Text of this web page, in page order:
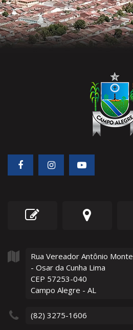
Rua Vereador Antônio
- Osar da Cunha Lima
CEP 57253-040
Campo Alegre - AL
(82) 3275-1606